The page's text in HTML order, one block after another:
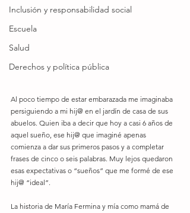
Inclusión y responsabilidad social
Escuela
Salud
Derechos y política pública
Al poco tiempo de estar embarazada me imaginaba
persiguiendo a mi hij@ en el jardín de casa de sus
abuelos. Quien iba a decir que hoy a casi 6 años de
aquel sueño, ese hij@ que imaginé apenas
comienza a dar sus primeros pasos y a completar
frases de cinco o seis palabras. Muy lejos quedaron
esas expectativas o “sueños” que me formé de ese
hij@ “ideal”.
La historia de María Fermina y mía como mamá de